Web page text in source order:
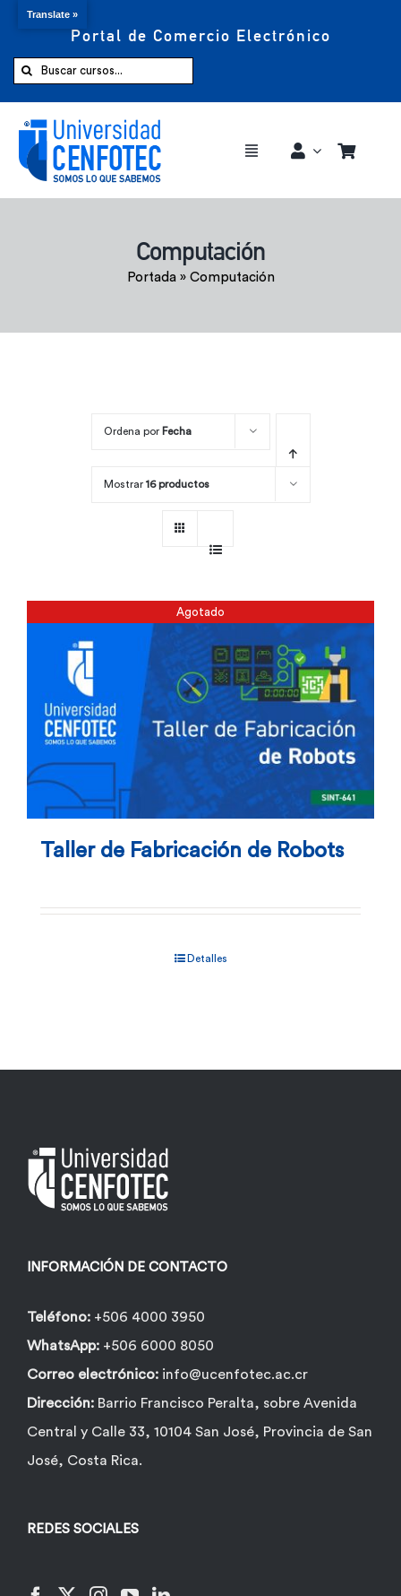
Portal de Comercio Electrónico
Buscar:
Toggle
Comprar ahora
Computación
Portada» Computación
Ordena por Fecha
Mostrar 16 productos
Agotado
Taller de Fabricación de Robots
Detalles
INFORMACIÓN DE CONTACTO
Teléfono: +506 4000 3950
WhatsApp: +506 6000 8050
Correo electrónico: info@ucenfotec.ac.cr
Dirección: Barrio Francisco Peralta, sobre Avenida
Central y Calle 33, 10104 San José, Provincia de San
José, Costa Rica.
REDES SOCIALES
Translate »